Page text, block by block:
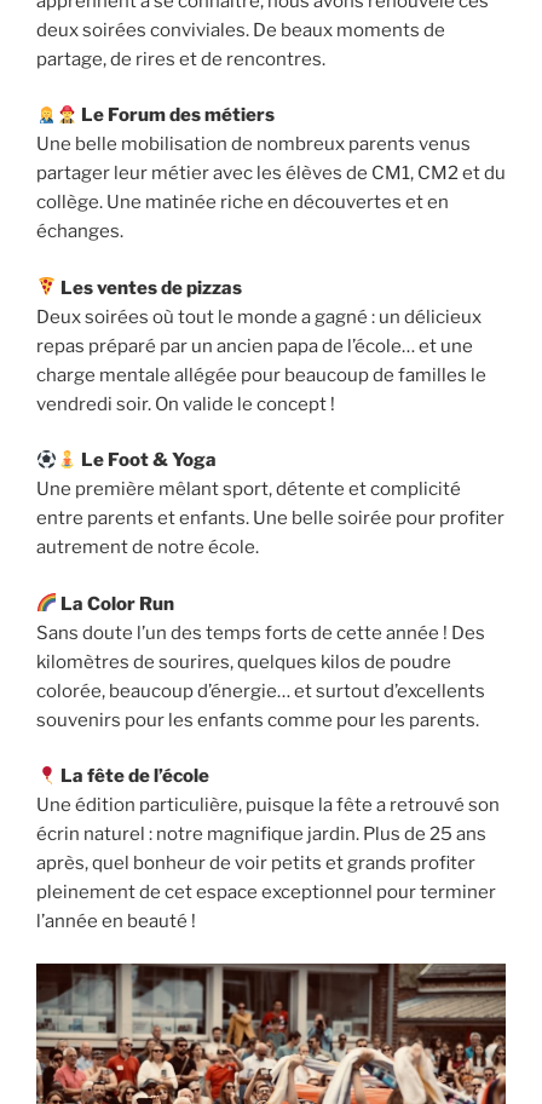
deux soirées conviviales. De beaux moments de
partage, de rires et de rencontres.
Le Forum des métiers
Une belle mobilisation de nombreux parents venus
partager leur métier avec les élèves de CM1, CM2 et du
collège. Une matinée riche en découvertes et en
échanges.
Les ventes de pizzas
Deux soirées où tout le monde a gagné : un délicieux
repas préparé par un ancien papa de l’école… et une
charge mentale allégée pour beaucoup de familles le
vendredi soir. On valide le concept !
Le Foot & Yoga
Une première mêlant sport, détente et complicité
entre parents et enfants. Une belle soirée pour profiter
autrement de notre école.
La Color Run
Sans doute l’un des temps forts de cette année ! Des
kilomètres de sourires, quelques kilos de poudre
colorée, beaucoup d’énergie… et surtout d’excellents
souvenirs pour les enfants comme pour les parents.
La fête de l’école
Une édition particulière, puisque la fête a retrouvé son
écrin naturel : notre magnifique jardin. Plus de 25 ans
après, quel bonheur de voir petits et grands profiter
pleinement de cet espace exceptionnel pour terminer
l’année en beauté !